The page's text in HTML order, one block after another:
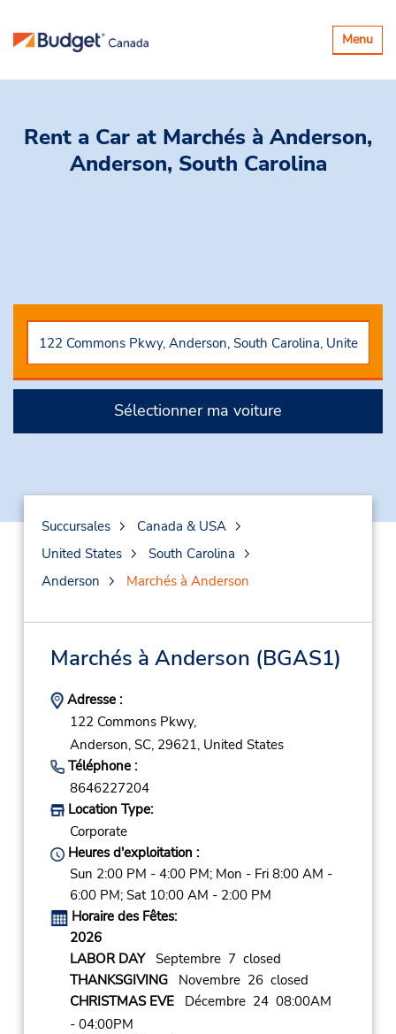
Basculer
la
Menu
Rent a Car at Marchés à Anderson,
Anderson, South Carolina
Sélectionner ma voiture
Succursales
Canada & USA
United States
South Carolina
Anderson
Marchés à Anderson
Marchés à Anderson (BGAS1)
Adresse :
122 Commons Pkwy,
Anderson, SC, 29621, United States
Téléphone :
8646227204
Location Type:
Corporate
Heures d'exploitation :
Sun 2:00 PM - 4:00 PM; Mon - Fri 8:00 AM -
6:00 PM; Sat 10:00 AM - 2:00 PM
Horaire des Fêtes:
2026
LABOR DAYSeptembre 7 closed
THANKSGIVINGNovembre 26 closed
CHRISTMAS EVEDécembre 24 08:00AM
- 04:00PM